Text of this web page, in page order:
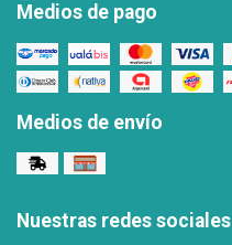
Medios de pago
Medios de envío
Nuestras redes sociales